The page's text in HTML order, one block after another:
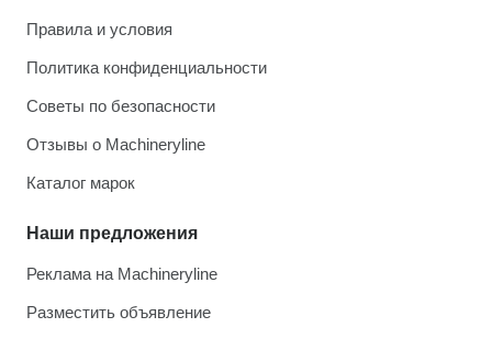
Правила и условия
Политика конфиденциальности
Советы по безопасности
Отзывы о Machineryline
Каталог марок
Наши предложения
Реклама на Machineryline
Разместить объявление